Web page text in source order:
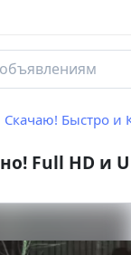
Скачаю! Быстро и
Full HD и